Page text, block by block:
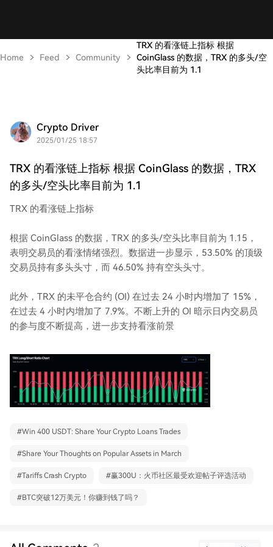
Home Feed Community
TRX 的看涨链上指标 根据
CoinGlass 的数据，TRX 的多头/空
头比率目前为 1.1
Crypto Driver
2025/01/25 18:57
TRX 的看涨链上指标 根据 CoinGlass 的数据，TRX
的多头/空头比率目前为 1.1
TRX 的看涨链上指标
根据 CoinGlass 的数据，TRX 的多头/空头比率目前为 1.15，
表明交易员的看涨情绪强烈。数据进一步显示，53.50% 的顶级
交易员持有多头头寸，而 46.50% 持有空头头寸。
此外，TRX 的未平仓合约 (OI) 在过去 24 小时内增加了 15%，
在过去 4 小时内增加了 7.9%。不断上升的 OI 暗示日内交易员
的参与度不断提高，进一步支持看涨前景
#Win 400 USDT: Share Your Crypto Loans Trades
#Share Your Thoughts on Popular Assets in March
#Tariffs Crash Crypto #赢300U：火币社区最受欢迎帖子评选活动
#BTC突破12万美元！你赚到钱了吗？